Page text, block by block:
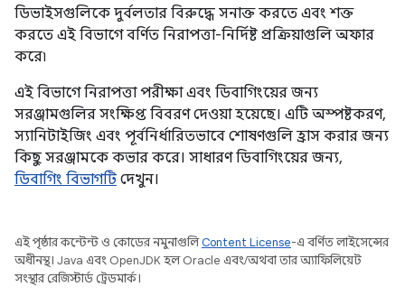
ডিভাইসগুলিকে দুর্বলতার বিরুদ্ধে সনাক্ত করতে এবং শক্ত
করতে এই বিভাগে বর্ণিত নিরাপত্তা-নির্দিষ্ট প্রক্রিয়াগুলি অফার
করে৷
এই বিভাগে নিরাপত্তা পরীক্ষা এবং ডিবাগিংয়ের জন্য
সরঞ্জামগুলির সংক্ষিপ্ত বিবরণ দেওয়া হয়েছে। এটি অস্পষ্টকরণ,
স্যানিটাইজিং এবং পূর্বনির্ধারিতভাবে শোষণগুলি হ্রাস করার জন্য
কিছু সরঞ্জামকে কভার করে। সাধারণ ডিবাগিংয়ের জন্য,
ডিবাগিং বিভাগটি দেখুন।
এই পৃষ্ঠার কন্টেন্ট ও কোডের নমুনাগুলিContent License-এ বর্ণিত লাইসেন্সের
অধীনস্থ। Java এবং OpenJDK হল Oracle এবং/অথবা তার অ্যাফিলিয়েট
সংস্থার রেজিস্টার্ড ট্রেডমার্ক।